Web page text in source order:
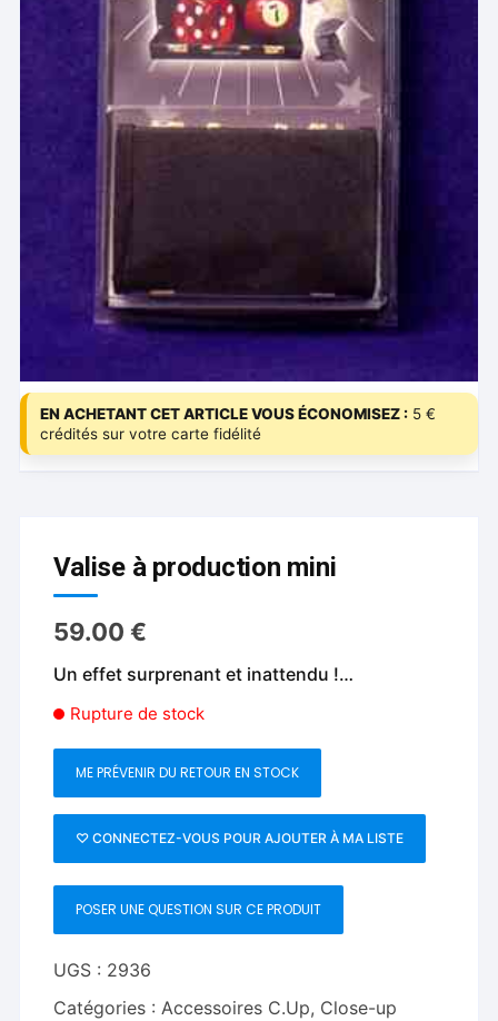
EN ACHETANT CET ARTICLE VOUS ÉCONOMISEZ : 5 €
crédités sur votre carte fidélité
Valise à production mini
59.00€
Un effet surprenant et inattendu !…
Rupture de stock
ME PRÉVENIR DU RETOUR EN STOCK
♡ CONNECTEZ-VOUS POUR AJOUTER À MA LISTE
POSER UNE QUESTION SUR CE PRODUIT
UGS : 2936
Catégories :Accessoires C.Up, Close-up